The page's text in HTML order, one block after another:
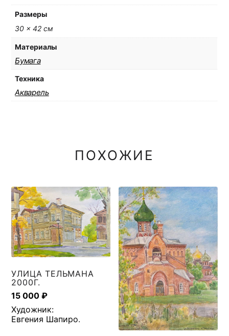
Размеры
30 × 42 см
Материалы
Бумага
Техника
Акварель
ПОХОЖИЕ
УЛИЦА ТЕЛЬМАНА
2000Г.
15 000₽
Художник:
Евгения Шапиро.